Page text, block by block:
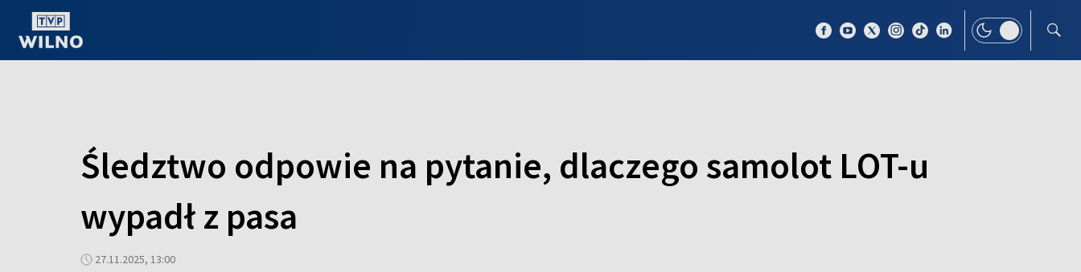
Śledztwo odpowie na pytanie, dlaczego samolot LOT-u
wypadł z pasa
27.11.2025, 13:00